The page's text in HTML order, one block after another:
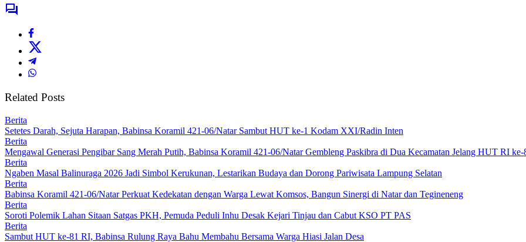
Related Posts
Berita
Setetes Darah, Sejuta Harapan, Babinsa Koramil 421-06/Natar Sambut HUT ke-1 Kodam XXI/Radin Inten
Berita
Mengawal Generasi Pengibar Sang Merah Putih, Babinsa Koramil 421-06/Natar Gembleng Paskibra di Dua Kecamatan Jelang HUT RI ke-
Berita
Ngaben Masal Balinuraga 2026 Jadi Simbol Kerukunan, Lestarikan Budaya dan Dorong Pariwisata Lampung Selatan
Berita
Babinsa Koramil 421-06/Natar Perkuat Kedekatan dengan Warga Lewat Komsos, Bangun Sinergi di Natar dan Tegineneng
Berita
Soroti Polemik Lahan Sitaan Satgas PKH, Pemuda Peduli Inhu Desak Kejari Tinjau dan Cabut KSO PT PAS
Berita
Sambut HUT ke-81 RI, Babinsa Rulung Raya Bahu Membahu Bersama Warga Hiasi Jalan Desa